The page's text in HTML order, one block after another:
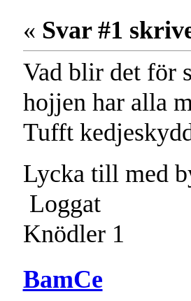
« Svar #1
Vad blir det för
hojjen har alla
Tufft
Lycka till med
Loggat
Knödler 1
BamCe